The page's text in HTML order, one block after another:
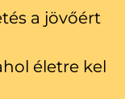
a jövőért
életre kel